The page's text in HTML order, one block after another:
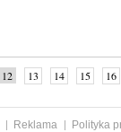
12 13 14 15 16
Reklama
Polityka